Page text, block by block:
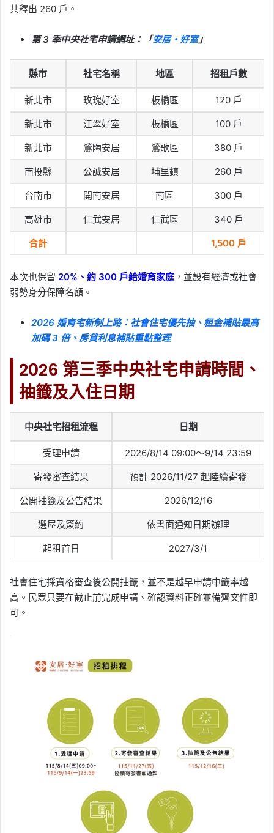
共釋出 260 戶。
第 3 季中央社宅申請網址：「安居・好室」
縣市 社宅名稱 地區 招租戶數
新北市 玫瑰好室 板橋區 120 戶
新北市 江翠好室 板橋區 100 戶
新北市 鶯陶安居 鶯歌區 380 戶
南投縣 公誠安居 埔里鎮 260 戶
台南市 開南安居 南區 300 戶
高雄市 仁武安居 仁武區 340 戶
合計 1,500 戶
本次也保留 20%、約 300 戶給婚育家庭 ，並設有經濟或社會
弱勢身分保障名額。
2026 婚育宅新制上路：社會住宅優先抽、租金補貼最高
加碼 3 倍、房貸利息補貼重點整理
2026 第三季中央社宅申請時間、
抽籤及入住日期
中央社宅招租流程 日期
受理申請 2026/8/14 09:00～9/14 23:59
寄發審查結果 預計 2026/11/27 起陸續寄發
公開抽籤及公告結果 2026/12/16
選屋及簽約 依書面通知日期辦理
起租首日 2027/3/1
社會住宅採資格審查後公開抽籤，並不是越早申請中籤率越
高。民眾只要在截止前完成申請、確認資料正確並備齊文件即
可。